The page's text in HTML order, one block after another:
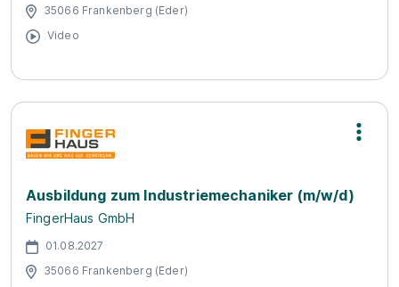
35066 Frankenberg (Eder)
Video
Ausbildung zum Industriemechaniker (m/w/d)
FingerHaus GmbH
01.08.2027
35066 Frankenberg (Eder)